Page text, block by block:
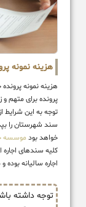
هزینه نمونه
هزینه نمونه
پرونده برای متهم و
خواهد بود موسسه
کلیه سندهای
اجاره سالیانه بوده
توجه داشته